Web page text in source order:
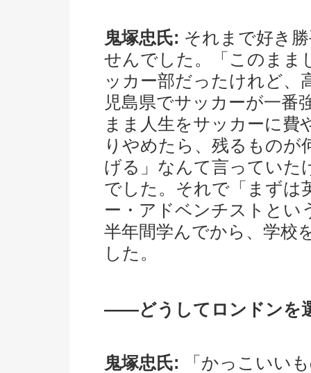
鬼塚忠氏: それまで好き
せんでした。「このまま
ッカー部だったけれど、
児島県でサッカーが一番
まま人生をサッカーに
りやめたら、残るものが
げる」なんて言っていた
でした。それで「まずは
ー・アドベンチストとい
半年間学んでから、学校
した。
――どうしてロンドンを
鬼塚忠氏: 「かっこいい